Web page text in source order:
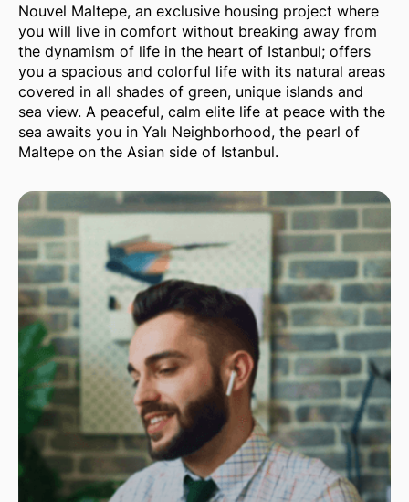
Nouvel Maltepe, an exclusive housing project where
you will live in comfort without breaking away from
the dynamism of life in the heart of Istanbul; offers
you a spacious and colorful life with its natural areas
covered in all shades of green, unique islands and
sea view. A peaceful, calm elite life at peace with the
sea awaits you in Yalı Neighborhood, the pearl of
Maltepe on the Asian side of Istanbul.